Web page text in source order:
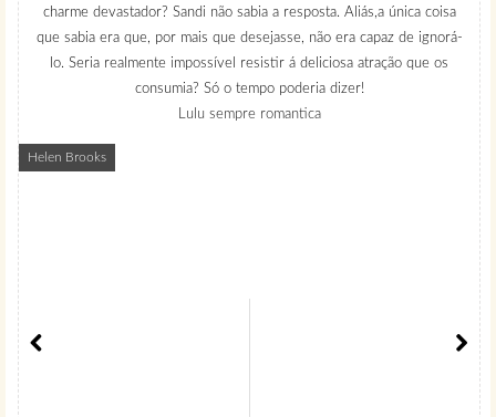
Helen Brooks
charme devastador? Sandi não sabia a resposta. Aliás,a única coisa
que sabia era que, por mais que desejasse, não era capaz de ignorá-
lo. Seria realmente impossível resistir á deliciosa atração que os
consumia? Só o tempo poderia dizer!
Lulu sempre romantica